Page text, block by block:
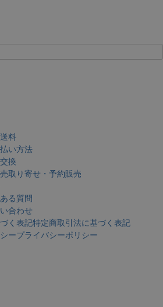
料
い方法
換
取り寄せ・予約販売
る質問
合わせ
特定商取引法に基づく表記
プライバシーポリシー